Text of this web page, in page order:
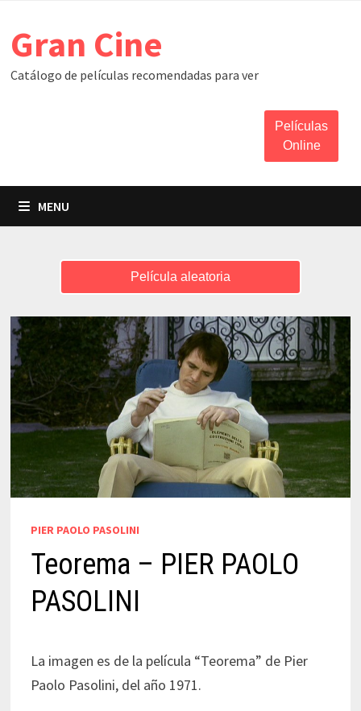
content
Gran Cine
Catálogo de películas recomendadas para ver
Películas
Online
MENU
Película aleatoria
PIER PAOLO PASOLINI
Teorema – PIER PAOLO
PASOLINI
La imagen es de la película “Teorema” de Pier
Paolo Pasolini, del año 1971.